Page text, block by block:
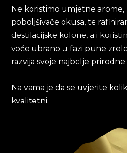
Ne koristimo umjetne arome,
poboljšivače okusa, te
destilacijske kolone, ali
voće ubrano u fazi pune
razvija svoje najbolje prirodne
Na vama je da se uvjerite
kvalitetni.